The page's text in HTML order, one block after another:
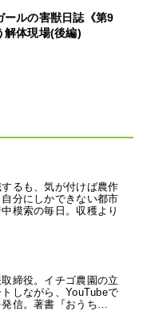
ールの害獣日誌《第9
解体現場(後編)
るも、気が付けば農作
分にしかできない都市
模索の毎日。収穫より
締役。イチゴ農園の立
しながら、YouTubeで
信。著書『おうち…